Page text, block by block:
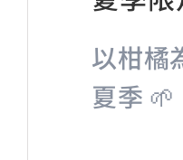
以柑橘
夏季 🌱